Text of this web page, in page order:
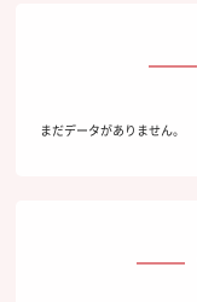
まだデータがありません。